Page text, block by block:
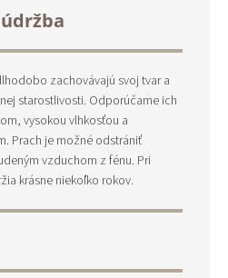
zachovávajú svoj tvar a
starostlivosti. Odporúčame ich
vysokou vlhkosťou a
Prach je možné odstrániť
vzduchom z fénu. Pri
krásne niekoľko rokov.